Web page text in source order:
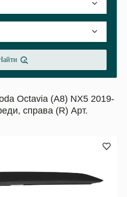
Octavia (A8) NX5 2019-
справа (R) Арт.